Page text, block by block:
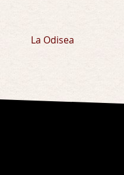
La Odisea